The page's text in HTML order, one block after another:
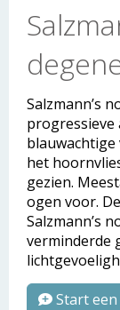
Salzmann’s
het
gezien.
ogen voor.
Salzmann’s
verminderde
Start